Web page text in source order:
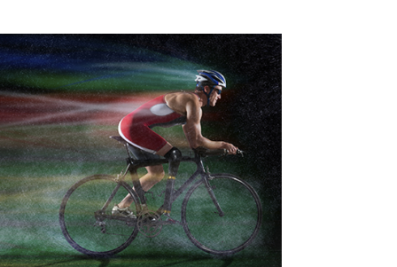
Paralimpico